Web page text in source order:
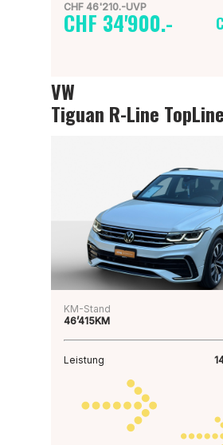
CHF 46'210.-UVP
CHF 34'900.-
VW
Tiguan R-Line TopLine
KM-Stand
46’415KM
Leistung